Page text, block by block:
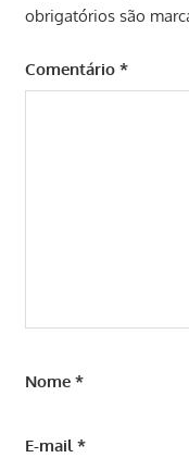
obrigatórios são
Comentário *
Nome *
E-mail*